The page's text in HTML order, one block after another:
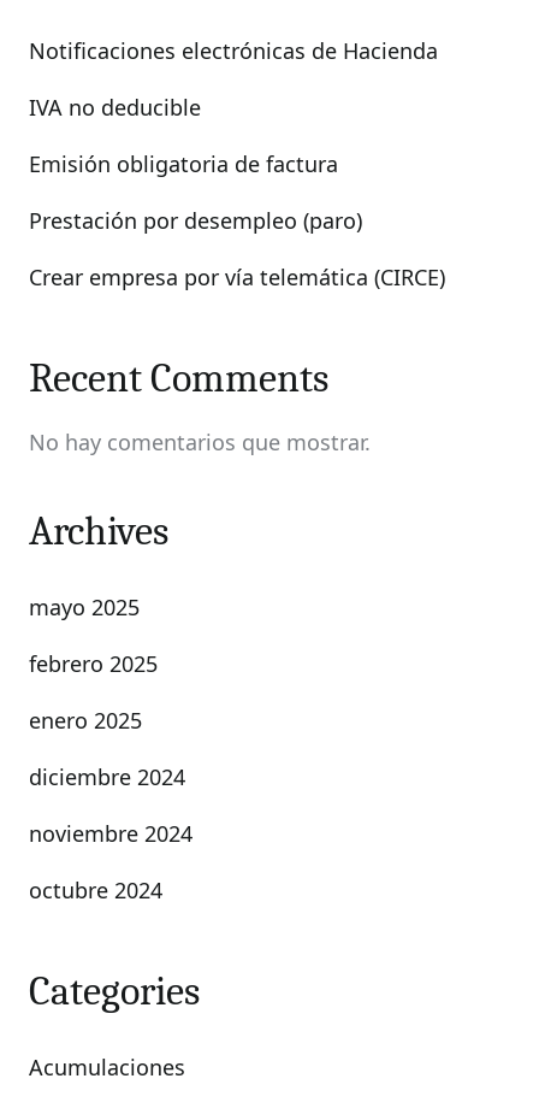
Notificaciones electrónicas de Hacienda
IVA no deducible
Emisión obligatoria de factura
Prestación por desempleo (paro)
Crear empresa por vía telemática (CIRCE)
Recent Comments
No hay comentarios que mostrar.
Archives
mayo 2025
febrero 2025
enero 2025
diciembre 2024
noviembre 2024
octubre 2024
Categories
Acumulaciones